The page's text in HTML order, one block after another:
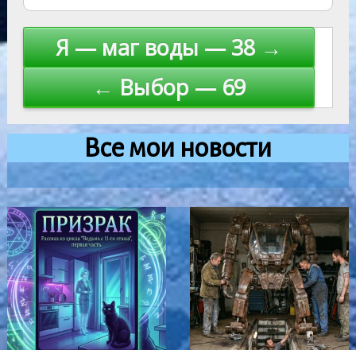
Навигация
по
записям
Я — маг воды — 38 →
← Выбор — 69
Все мои новости